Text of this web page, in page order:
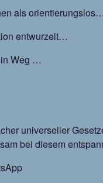
als orientierungslos…
entwurzelt…
Weg …
universeller
bei diesem